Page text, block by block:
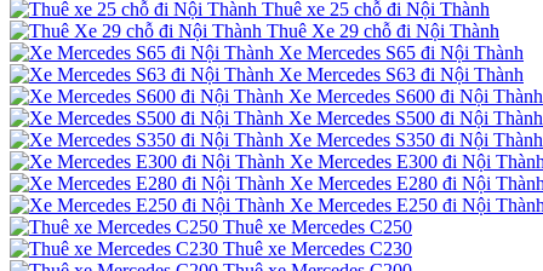
Thuê xe 25 chỗ đi Nội Thành
Thuê Xe 29 chỗ đi Nội Thành
Xe Mercedes S65 đi Nội Thành
Xe Mercedes S63 đi Nội Thành
Xe Mercedes S600 đi Nội Thành
Xe Mercedes S500 đi Nội Thành
Xe Mercedes S350 đi Nội Thành
Xe Mercedes E300 đi Nội
Xe Mercedes E280 đi Nội
Xe Mercedes E250 đi Nội
Thuê xe Mercedes C250
Thuê xe Mercedes C230